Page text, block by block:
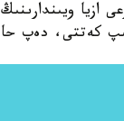
ازيا